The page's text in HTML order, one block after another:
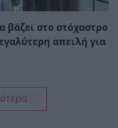
βάζει στο στόχαστρο
απειλή για